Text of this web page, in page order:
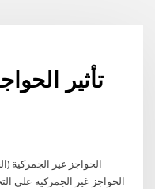
تأثير
الحواجز غير الجمركية
الحواجز غير الجمركية على